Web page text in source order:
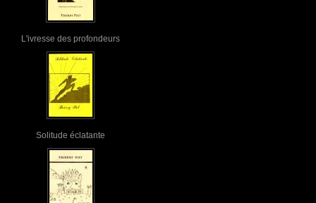
L'ivresse des profondeurs
Solitude éclatante